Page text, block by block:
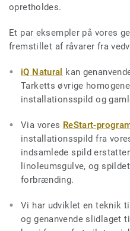
opretholdes.
Et par eksempler på vores
fremstillet af råvarer fra
iQ Natural
kan
Tarketts øvrige
installationsspild og
Via vores ReStart-
installationsspild fra
indsamlede spild
linoleumsgulve, og
forbrænding.
Vi har udviklet en teknik
og genanvende slidlaget